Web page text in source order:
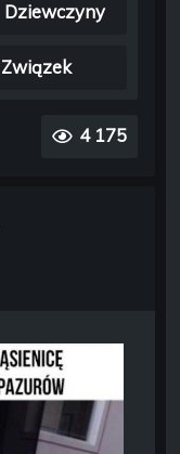
Dziewczyny
Związek
4 175